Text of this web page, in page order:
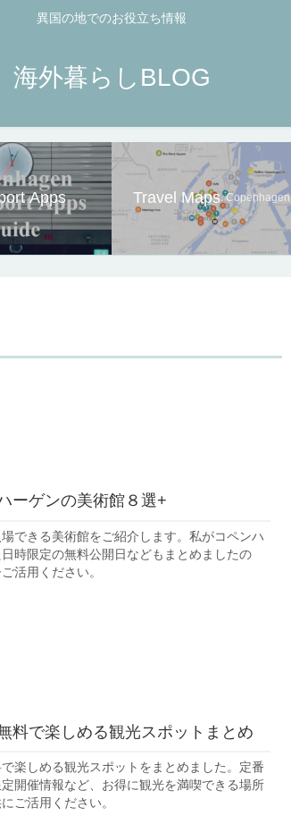
異国の地でのお役立ち情報
海外暮らしBLOG
Apps Travel Maps. Copenhagen
ーゲンの美術館８選+
できる美術館をご紹介します。私がコペンハ
時限定の無料公開日などもまとめましたの
活用ください。
料で楽しめる観光スポットまとめ
楽しめる観光スポットをまとめました。定番
開催情報など、お得に観光を満喫できる場所
ご活用ください。